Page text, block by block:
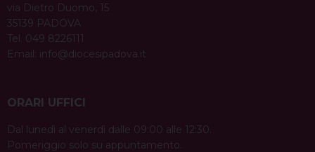
via Dietro Duomo, 15
35139 PADOVA
Tel. 049 8226111
Email: info@diocesipadova.it
ORARI UFFICI
Dal lunedì al venerdì dalle 09:00 alle 12:30.
Pomeriggio solo su appuntamento.